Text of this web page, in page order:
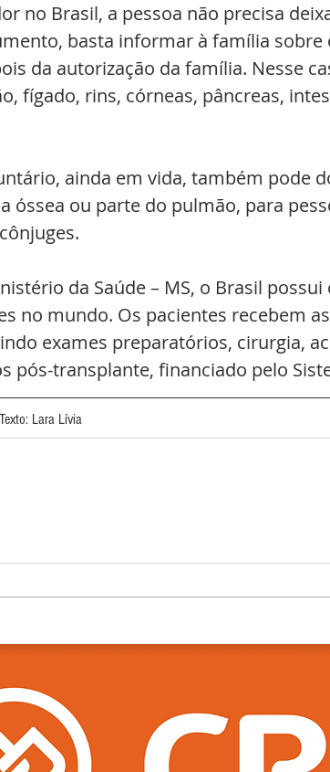
no Brasil, a pessoa não precisa
basta informar à família
da autorização da família. Nesse
fígado, rins, córneas, pâncreas,
ainda em vida, também pode
óssea ou parte do pulmão, para
da Saúde – MS, o Brasil
no mundo. Os pacientes recebem
exames preparatórios, cirurgia,
pós-transplante, financiado pelo
Lara Lívia